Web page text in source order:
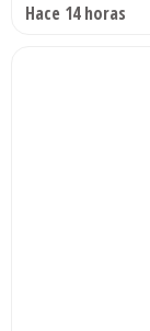
Hace 14 horas